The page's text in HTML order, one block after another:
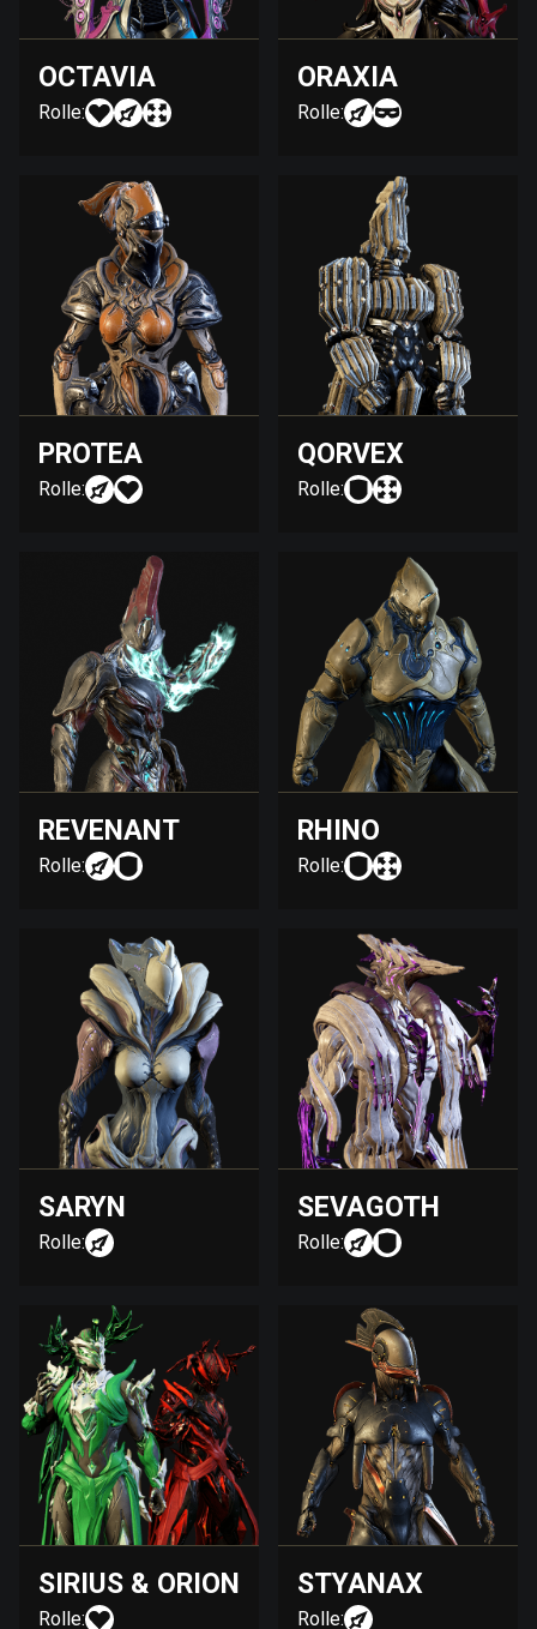
OCTAVIA
Rolle:
ORAXIA
Rolle:
PROTEA
Rolle:
QORVEX
Rolle:
REVENANT
Rolle:
RHINO
Rolle:
SARYN
Rolle:
SEVAGOTH
Rolle:
SIRIUS & ORION
Rolle:
STYANAX
Rolle: